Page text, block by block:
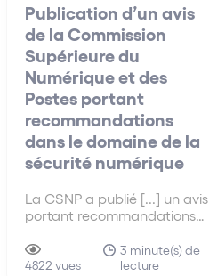
Publication d’un avis
de la Commission
Supérieure du
Numérique et des
Postes portant
recommandations
dans le domaine de la
sécurité numérique
La CSNP a publié [...] un avis
portant recommandations
sécurité numérique, et
plaidant notamment pour la
4822 vues
3 minute(s) de
lecture